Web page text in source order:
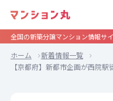
全国の新築分譲マンション情報サ
ホーム
新着情報一覧
【京都府】新都市企画が西院